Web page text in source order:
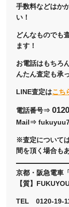
手数料などはか
い！
どんなものでも
ます！
お電話はもちろ
んたん査定も承
LINE査定はこち
電話番号⇒
Mail⇒
※査定について
間を頂く場合も
京都・阪急電車
【質】
TEL 0120-19-